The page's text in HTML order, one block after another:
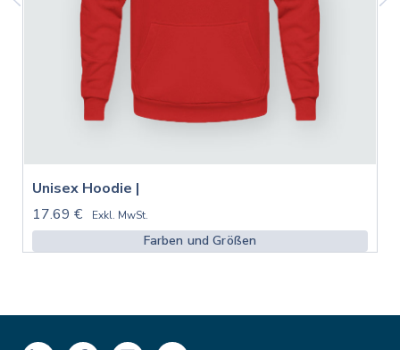
Unisex Hoodie |
17.69 €
Exkl. MwSt.
Farben und Größen